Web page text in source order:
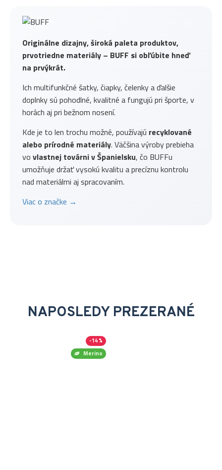
Originálne dizajny, široká paleta produktov,
prvotriedne materiály – BUFF si obľúbite hneď
na prvýkrát.
Ich multifunkčné šatky, čiapky, čelenky a ďalšie
doplnky sú pohodlné, kvalitné a fungujú pri športe, v
horách aj pri bežnom nosení.
Kde je to len trochu možné, používajú recyklované
alebo prírodné materiály. Väčšina výroby prebieha
vo vlastnej továrni v Španielsku, čo BUFFu
umožňuje držať vysokú kvalitu a precíznu kontrolu
nad materiálmi aj spracovaním.
Viac o značke →
NAPOSLEDY PREZERANÉ
Merino
-14 %